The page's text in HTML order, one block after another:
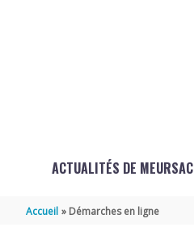
ACTUALITÉS DE MEURSAC
Accueil Démarches en ligne